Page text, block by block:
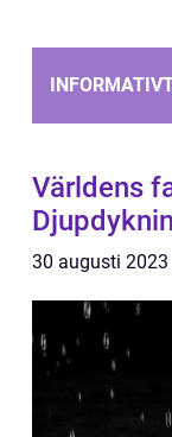
Världens
30 augusti 2023